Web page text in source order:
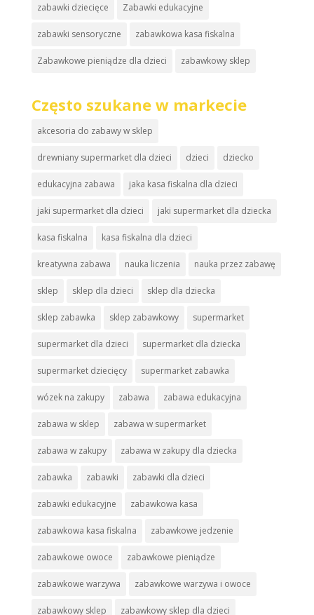
zabawki dziecięce Zabawki edukacyjne
zabawki sensoryczne zabawkowa kasa fiskalna
Zabawkowe pieniądze dla dzieci zabawkowy sklep
Często szukane w markecie
akcesoria do zabawy w sklep
drewniany supermarket dla dzieci dzieci dziecko
edukacyjna zabawa jaka kasa fiskalna dla dzieci
jaki supermarket dla dzieci jaki supermarket dla dziecka
kasa fiskalna kasa fiskalna dla dzieci
kreatywna zabawa nauka liczenia nauka przez zabawę
sklep sklep dla dzieci sklep dla dziecka
sklep zabawka sklep zabawkowy supermarket
supermarket dla dzieci supermarket dla dziecka
supermarket dziecięcy supermarket zabawka
wózek na zakupy zabawa zabawa edukacyjna
zabawa w sklep zabawa w supermarket
zabawa w zakupy zabawa w zakupy dla dziecka
zabawka zabawki zabawki dla dzieci
zabawki edukacyjne zabawkowa kasa
zabawkowa kasa fiskalna zabawkowe jedzenie
zabawkowe owoce zabawkowe pieniądze
zabawkowe warzywa zabawkowe warzywa i owoce
zabawkowy sklep zabawkowy sklep dla dzieci